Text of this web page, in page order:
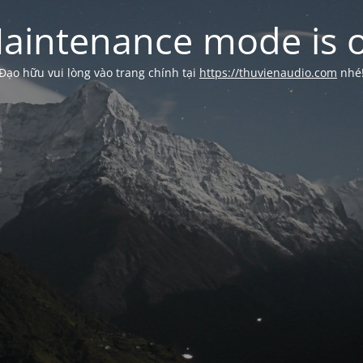
mode is
hữu vui lòng vào trang chính tại https://thuvienaudio.com